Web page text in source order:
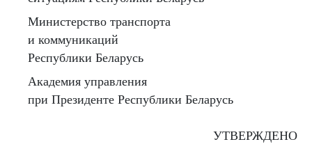
Министерство транспорта
и коммуникаций
Республики Беларусь
Академия управления
при Президенте Республики Беларусь
УТВЕРЖДЕНО